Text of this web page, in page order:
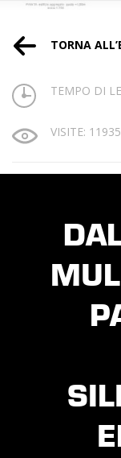
TORNA
TEMPO DI
VISITE: 11935